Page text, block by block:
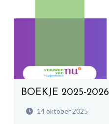
BOEKJE 2025-2026
14 oktober 2025